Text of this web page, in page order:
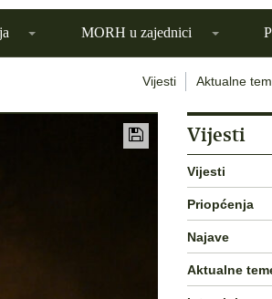
MORH u zajednici
Vijesti Aktualne
Vijesti
Vijesti
Priopćenja
Najave
Aktualne